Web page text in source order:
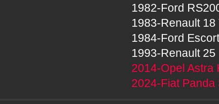
1982-Ford
1983-Renault
1984-Ford
1993-Renault
2014-Opel Astra
2024-Fiat